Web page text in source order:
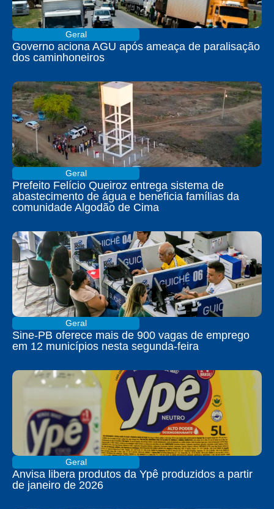
Geral
Governo aciona AGU após ameaça de paralisação
dos caminhoneiros
Geral
Prefeito Felício Queiroz entrega sistema de
abastecimento de água e beneficia famílias da
comunidade Algodão de Cima
Geral
Sine-PB oferece mais de 900 vagas de emprego
em 12 municípios nesta segunda-feira
Geral
Anvisa libera produtos da Ypê produzidos a partir
de janeiro de 2026